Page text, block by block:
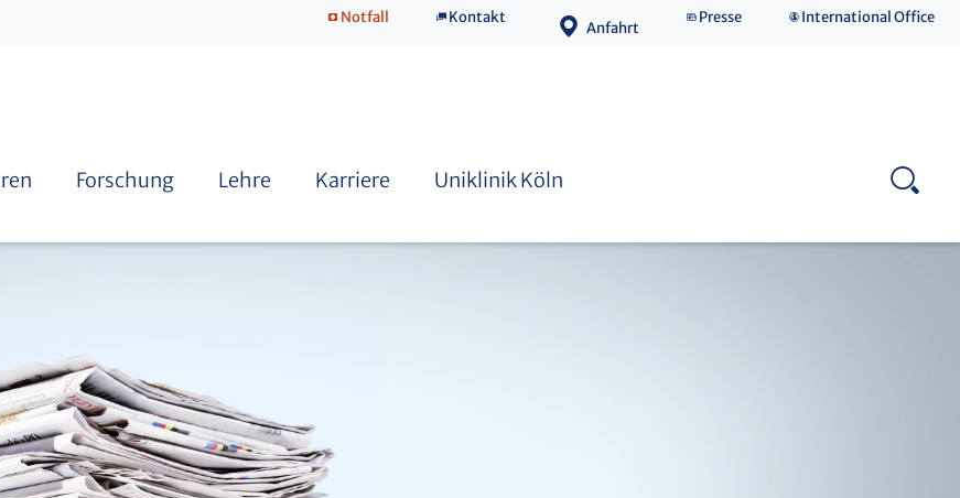
Notfall Kontakt
Anfahrt
Presse International Office
Forschung Lehre Karriere Uniklinik Köln